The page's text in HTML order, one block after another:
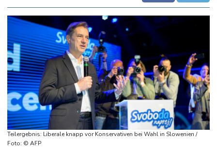
Teilergebnis: Liberale knapp vor Konservativen bei Wahl in Slowenien /
Foto: © AFP